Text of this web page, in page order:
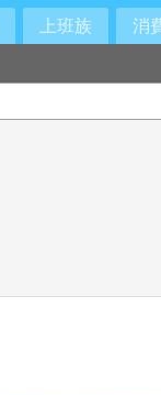
上班族 消